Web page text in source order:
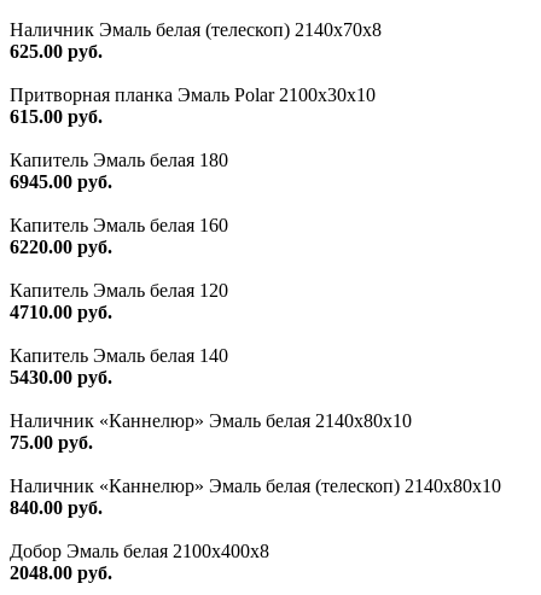
Наличник Эмаль белая (телескоп) 2140x70x8
625.00 руб.
Притворная планка Эмаль Polar 2100х30х10
615.00 руб.
Капитель Эмаль белая 180
6945.00 руб.
Капитель Эмаль белая 160
6220.00 руб.
Капитель Эмаль белая 120
4710.00 руб.
Капитель Эмаль белая 140
5430.00 руб.
Наличник «Каннелюр» Эмаль белая 2140х80х10
75.00 руб.
Наличник «Каннелюр» Эмаль белая (телескоп) 2140х80х10
840.00 руб.
Добор Эмаль белая 2100х400х8
2048.00 руб.